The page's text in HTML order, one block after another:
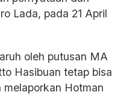
Lada, pada 21 April
oleh putusan MA
Hasibuan tetap bisa
Hotman